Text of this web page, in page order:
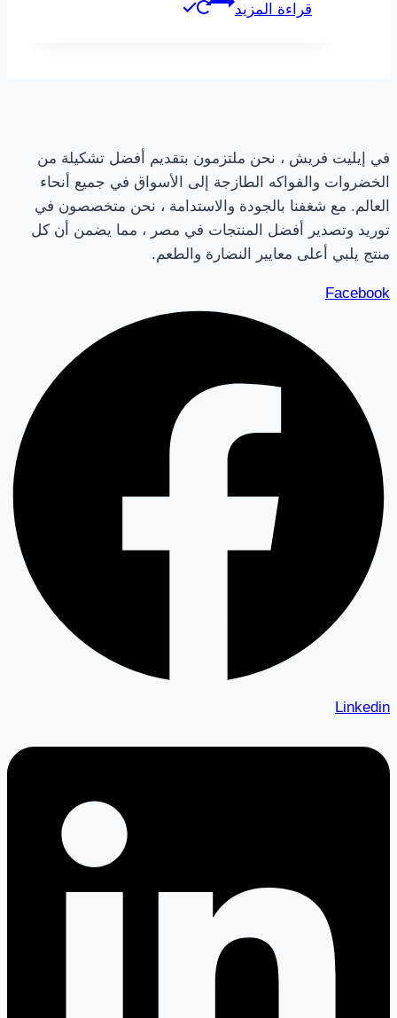
قراءة المزيد
في إيليت فريش ، نحن ملتزمون بتقديم أفضل تشكيلة من
الخضروات والفواكه الطازجة إلى الأسواق في جميع أنحاء
العالم. مع شغفنا بالجودة والاستدامة ، نحن متخصصون في
توريد وتصدير أفضل المنتجات في مصر ، مما يضمن أن كل
منتج يلبي أعلى معايير النضارة والطعم.
Facebook
Linkedin